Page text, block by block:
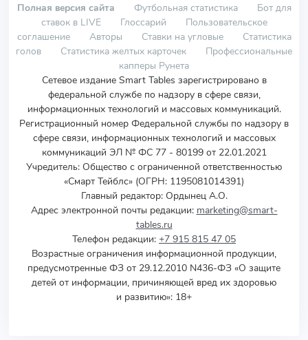
Полная версия сайта Футбольная статистика
Бот для
ставок в LIVE
Глоссарий
Пользовательское
соглашение
Авторы Ставки на угловые
Статистика
голов
Статистика желтых карточек
Профессиональные
капперы Рунета
Сетевое издание Smart Tables зарегистрировано в
федеральной службе по надзору в сфере связи,
информационных технологий и массовых коммуникаций.
Регистрационный номер Федеральной службы по надзору в
сфере связи, информационных технологий и массовых
коммуникаций ЭЛ № ФС 77 - 80199 от 22.01.2021
Учредитель: Общество с ограниченной ответственностью
«Смарт Тейблс» (ОГРН: 1195081014391)
Главный редактор: Ордынец А.О.
Адрес электронной почты редакции: marketing@smart-
tables.ru
Телефон редакции: +7 915 815 47 05
Возрастные ограничения информационной продукции,
предусмотренные ФЗ от 29.12.2010 N436-ФЗ «О защите
детей от информации, причиняющей вред их здоровью
и развитию»: 18+